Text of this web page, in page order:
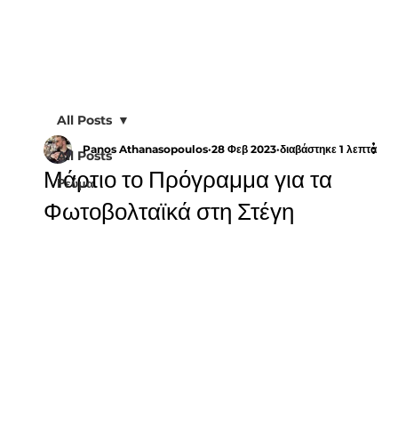
All Posts
Ρεύμα
All Posts
Μάρτιο το Πρόγραμμα για τα
Φωτοβολταϊκά στη Στέγη
Panos Athanasopoulos 28 Φεβ 2023 διαβάστηκε 1 λεπτά